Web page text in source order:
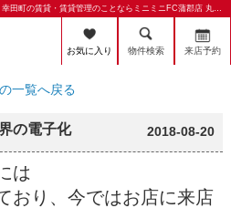
【8/21 更新】不動産業界の電子化 | 蒲郡市・幸田町の賃貸・賃貸管理のことならミニミニFC蒲郡店 丸七住宅株式会社
お気に入り 物件検索 来店予約
一覧へ戻る
の電子化 2018-08-20
は
おり、今ではお店に来店